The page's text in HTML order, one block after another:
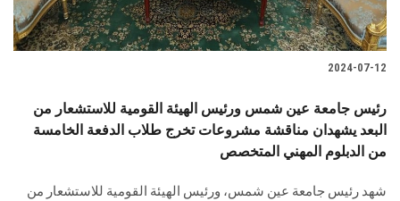
2024-07-12
رئيس جامعة عين شمس ورئيس الهيئة القومية للاستشعار من
البعد يشهدان مناقشة مشروعات تخرج طلاب الدفعة الخامسة
من الدبلوم المهني المتخصص
شهد رئيس جامعة عين شمس، ورئيس الهيئة القومية للاستشعار من